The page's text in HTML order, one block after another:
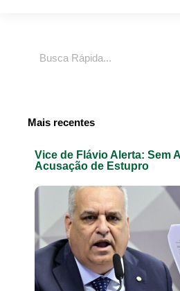
Mais recentes
Vice de Flávio Alerta: Sem
Acusação de Estupro